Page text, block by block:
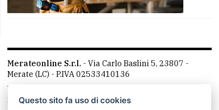
Merateonline S.r.l. - Via Carlo Baslini 5, 23807 -
Merate (LC) - P.IVA 02533410136
Telefono:
mail: redazione@merateonline.it
Questo sito fa uso di cookies